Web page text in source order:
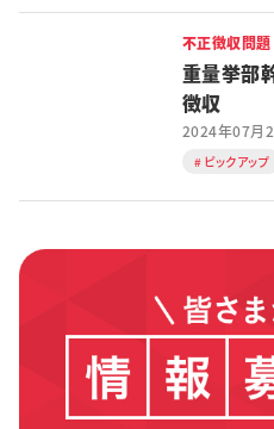
学生記者募集
不正徴収問題
重量挙部
徴収
2024年07月
ピックアップ